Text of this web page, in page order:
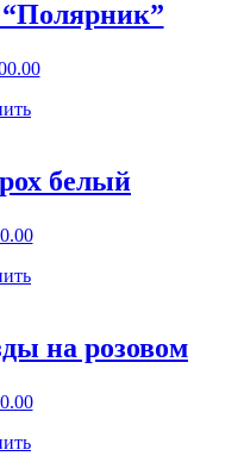
белый
на розовом